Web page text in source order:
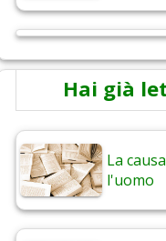
Hai già
La
l'uomo